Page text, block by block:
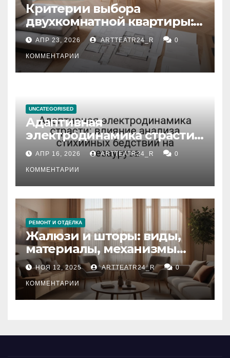
Критерии выбора
двухкомнатной квартиры:
планировка, площадь,
состояние и документация
АПР 23, 2026 ARTTEATR24_R 0
КОММЕНТАРИИ
UNCATEGORISED
Адаптивная
электродинамика страсти:
влияние анализа
стихийных бедствий на
тезауруса
АПР 16, 2026 ARTTEATR24_R 0
КОММЕНТАРИИ
РЕМОНТ И ОТДЕЛКА
Жалюзи и шторы: виды,
материалы, механизмы
управления и уход
НОЯ 12, 2025 ARTTEATR24_R 0
КОММЕНТАРИИ